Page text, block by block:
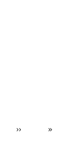
Nächste
››
Letzte
»